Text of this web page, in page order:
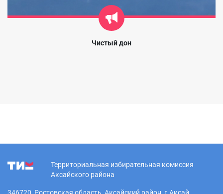
Чистый дон
Территориальная избирательная комиссия
Аксайского района